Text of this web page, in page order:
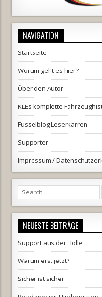
NAVIGATION
Startseite
Worum geht es hier?
Über den Autor
KLEs komplette
Fusselblog Leserkarren
Supporter
Impressum /
Search
for:
NEUESTE BEITRÄGE
Support aus der Hölle
Warum erst jetzt?
Sicher ist sicher